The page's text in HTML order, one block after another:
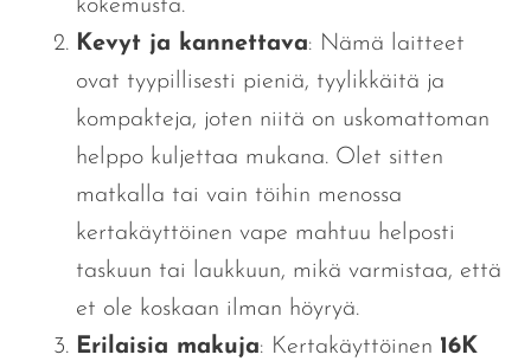
kokemusta.
Kevyt ja kannettava: Nämä laitteet
ovat tyypillisesti pieniä, tyylikkäitä ja
kompakteja, joten niitä on uskomattoman
helppo kuljettaa mukana. Olet sitten
matkalla tai vain töihin menossa
kertakäyttöinen vape mahtuu helposti
taskuun tai laukkuun, mikä varmistaa, että
et ole koskaan ilman höyryä.
Erilaisia makuja: Kertakäyttöinen 16K